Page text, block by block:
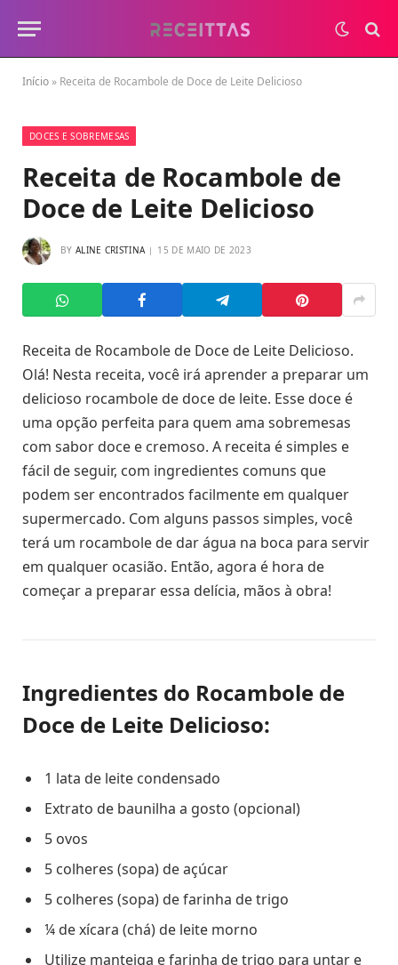
Início » Receita de Rocambole de Doce de Leite Delicioso
DOCES E SOBREMESAS
Receita de Rocambole de
Doce de Leite Delicioso
BY ALINE CRISTINA 15 DE MAIO DE 2023
Receita de Rocambole de Doce de Leite Delicioso.
Olá! Nesta receita, você irá aprender a preparar um
delicioso rocambole de doce de leite. Esse doce é
uma opção perfeita para quem ama sobremesas
com sabor doce e cremoso. A receita é simples e
fácil de seguir, com ingredientes comuns que
podem ser encontrados facilmente em qualquer
supermercado. Com alguns passos simples, você
terá um rocambole de dar água na boca para servir
em qualquer ocasião. Então, agora é hora de
começar a preparar essa delícia, mãos à obra!
Ingredientes do Rocambole de
Doce de Leite Delicioso:
1 lata de leite condensado
Extrato de baunilha a gosto (opcional)
5 ovos
5 colheres (sopa) de açúcar
5 colheres (sopa) de farinha de trigo
¼ de xícara (chá) de leite morno
Utilize manteiga e farinha de trigo para untar e